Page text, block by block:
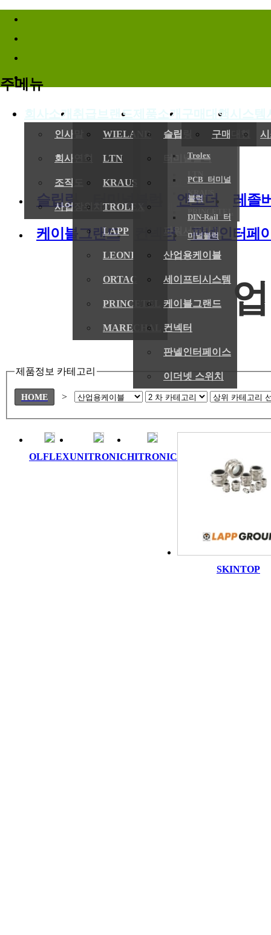
바로가기메뉴
주메뉴
회사소개
인사말
회사연혁
조직도
사업장위치/연락처
취급브랜드
WIELAND
LTN
KRAUS
TROLEX
LAPP
LEONI
ORTAC
PRINCETEL
MARECHAL
제품소개
슬립링
Trolex
KRAUS
PRINCETEL
터미널블럭
PCB 터미널
블럭
DIN-Rail 터
미널블럭
엔코더
레졸버
파워서플라이
산업용케이블
세이프티시스템
케이블그랜드
컨넥터
판넬인터페이스
이더넷 스위치
구매대행
구매대행
(
전기,기
슬립링 터미널블럭 엔코더 레졸
케이블그랜드 컨넥터 판넬인터페
제품정보 카테고리
HOME >
OLFLEXUNITRONICHITRONIC
SKINTOP